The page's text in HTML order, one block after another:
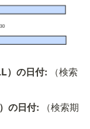
）の日付:
（検索
の日付:
（検索期